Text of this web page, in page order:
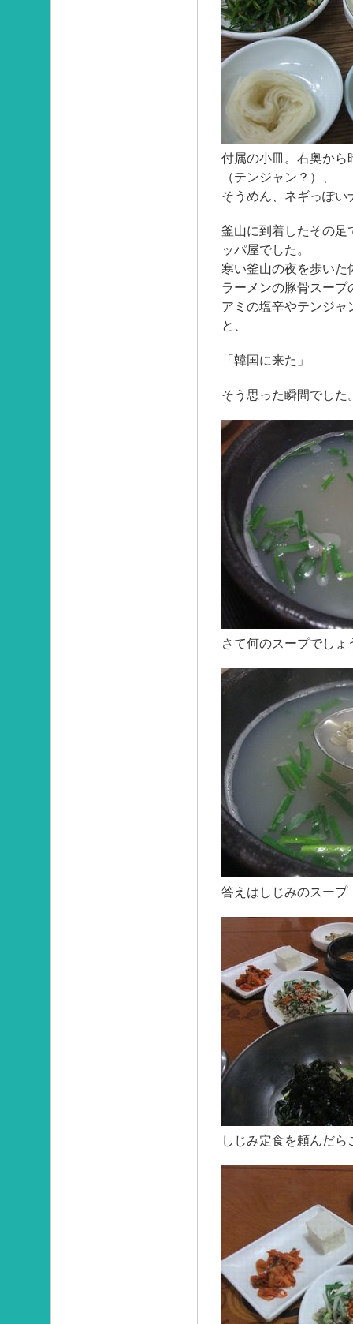
付属の小皿。右奥から
（テンジャン？）、
そうめん、ネギっぽ
釜山に到着したその足
ッパ屋でした。
寒い釜山の夜を歩い
ラーメンの豚骨スー
アミの塩辛やテンジ
と、
「韓国に来た」
そう思った瞬間でした
さて何のスープでしょ
答えはしじみのスープ
しじみ定食を頼んだ